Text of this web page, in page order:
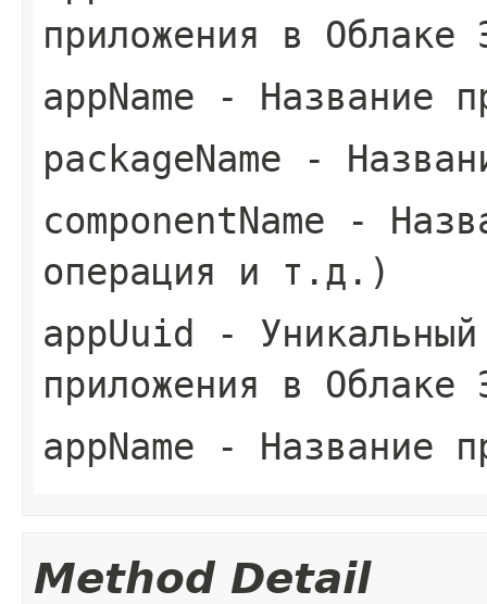
приложения в Облаке
appName - Название
packageName -
componentName -
операция и т.д.)
appUuid - Уникальный
приложения в Облаке
appName - Название
Method Detail